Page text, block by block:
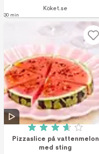
Köket.se
30 min
Betyg: 3.7 av
Pizzaslice på vattenmelon
med sting